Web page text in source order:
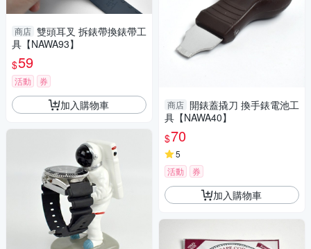
商店 雙頭耳叉 拆錶帶換錶帶工
具【NAWA93】
$59
活動 券
加入購物車 商店 開錶蓋撬刀 換手錶電池工
具【NAWA40】
$70
5
活動
券
加入購物車